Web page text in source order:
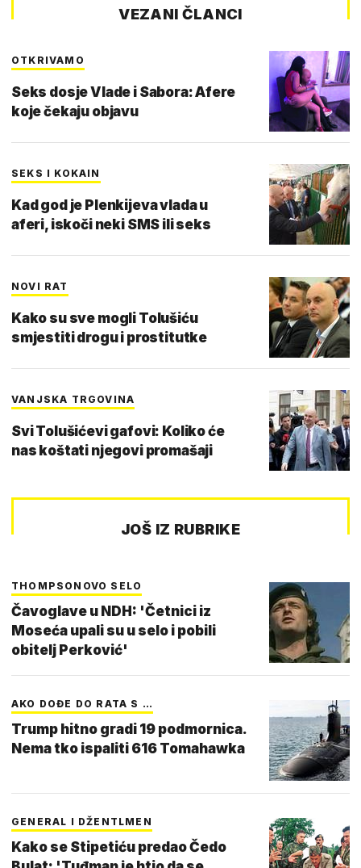
VEZANI ČLANCI
OTKRIVAMO
Seks dosje Vlade i Sabora: Afere
koje čekaju objavu
SEKS I KOKAIN
Kad god je Plenkijeva vlada u
aferi, iskoči neki SMS ili seks
NOVI RAT
Kako su sve mogli Tolušiću
smjestiti drogu i prostitutke
VANJSKA TRGOVINA
Svi Tolušićevi gafovi: Koliko će
nas koštati njegovi promašaji
JOŠ IZ RUBRIKE
THOMPSONOVO SELO
Čavoglave u NDH: 'Četnici iz
Moseća upali su u selo i pobili
obitelj Perković'
AKO DOĐE DO RATA S …
Trump hitno gradi 19 podmornica.
Nema tko ispaliti 616 Tomahawka
GENERAL I DŽENTLMEN
Kako se Stipetiću predao Čedo